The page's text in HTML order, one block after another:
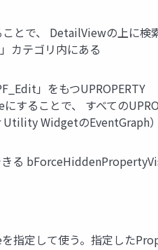
で、 DetailViewの上に検
カテゴリ内にある
」をもつUPROPERTY
ることで、 すべての
WidgetのEventGraph）
る
指定して使う。指定した